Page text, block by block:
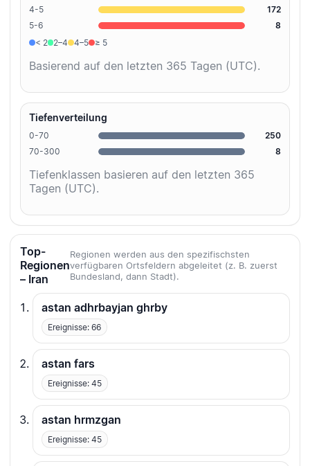
4-5
172
5-6
8
< 2
2–4 4–5 ≥ 5
Basierend auf den letzten 365 Tagen (UTC).
Tiefenverteilung
0-70
250
70-300
8
Tiefenklassen basieren auf den letzten 365
Tagen (UTC).
Top-
Regionen
– Iran
Regionen werden aus den spezifischsten
verfügbaren Ortsfeldern abgeleitet (z. B. zuerst
Bundesland, dann Stadt).
astan adhrbayjan ghrby
Ereignisse: 66
astan fars
Ereignisse: 45
astan hrmzgan
Ereignisse: 45